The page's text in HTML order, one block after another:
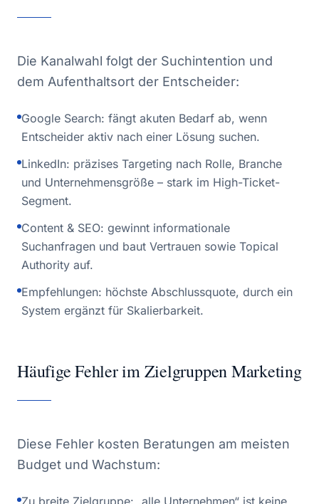
Die Kanalwahl folgt der Suchintention und
dem Aufenthaltsort der Entscheider:
Google Search: fängt akuten Bedarf ab, wenn
Entscheider aktiv nach einer Lösung suchen.
LinkedIn: präzises Targeting nach Rolle, Branche
und Unternehmensgröße – stark im High-Ticket-
Segment.
Content & SEO: gewinnt informationale
Suchanfragen und baut Vertrauen sowie Topical
Authority auf.
Empfehlungen: höchste Abschlussquote, durch ein
System ergänzt für Skalierbarkeit.
Häufige Fehler im Zielgruppen Marketing
Diese Fehler kosten Beratungen am meisten
Budget und Wachstum:
Zu breite Zielgruppe: „alle Unternehmen“ ist keine